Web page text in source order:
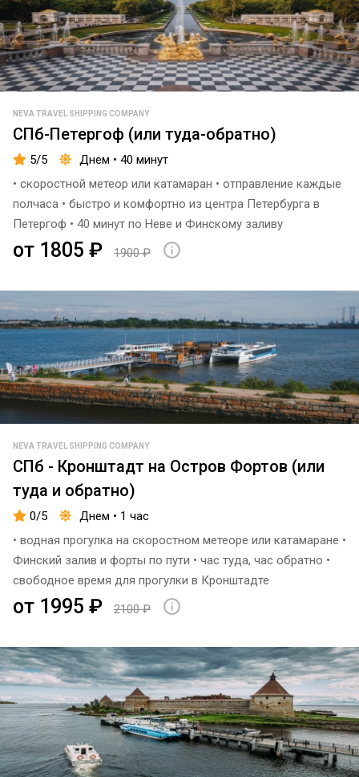
NEVA TRAVEL SHIPPING COMPANY
СПб-Петергоф (или туда-обратно)
5/5
Днем • 40 минут
• скоростной метеор или катамаран • отправление каждые
полчаса • быстро и комфортно из центра Петербурга в
Петергоф • 40 минут по Неве и Финскому заливу
от 1805 ₽ 1900 ₽
NEVA TRAVEL SHIPPING COMPANY
СПб - Кронштадт на Остров Фортов (или
туда и обратно)
0/5
Днем • 1 час
• водная прогулка на скоростном метеоре или катамаране •
Финский залив и форты по пути • час туда, час обратно •
свободное время для прогулки в Кронштадте
от 1995 ₽ 2100 ₽